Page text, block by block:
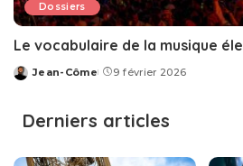
Dossiers
Le vocabulaire de la musique
Posted
Jean-Côme 9 février 2026
Derniers articles